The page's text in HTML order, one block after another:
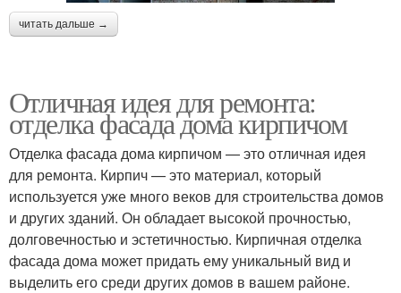
читать дальше →
Отличная идея для ремонта:
отделка фасада дома кирпичом
Отделка фасада дома кирпичом — это отличная идея
для ремонта. Кирпич — это материал, который
используется уже много веков для строительства домов
и других зданий. Он обладает высокой прочностью,
долговечностью и эстетичностью. Кирпичная отделка
фасада дома может придать ему уникальный вид и
выделить его среди других домов в вашем районе.